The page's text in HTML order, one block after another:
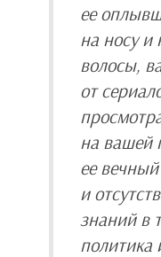
ее
на носу и
волосы,
от
на вашей
ее
и
знаний в
политика